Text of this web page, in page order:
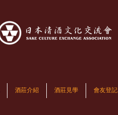
酒莊介紹 酒莊見學 會友登記